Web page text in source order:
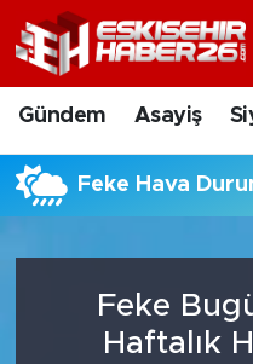
Gündem Asayiş
Feke Hava
Feke
Haftalık
Gündem
Asayiş
Siyaset
Sağlık
Nöbetçi
Hava Durumu
Trafik Durumu
Tüm Manşetler